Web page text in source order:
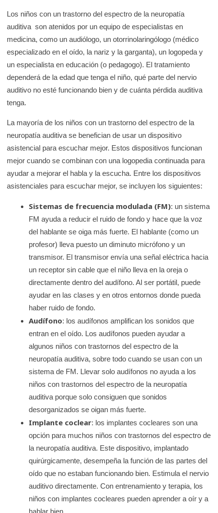
Los niños con un trastorno del espectro de la neuropatía
auditiva son atenidos por un equipo de especialistas en
medicina, como un audiólogo, un otorrinolaringólogo (médico
especializado en el oído, la nariz y la garganta), un logopeda y
un especialista en educación (o pedagogo). El tratamiento
dependerá de la edad que tenga el niño, qué parte del nervio
auditivo no esté funcionando bien y de cuánta pérdida auditiva
tenga.
La mayoría de los niños con un trastorno del espectro de la
neuropatía auditiva se benefician de usar un dispositivo
asistencial para escuchar mejor. Estos dispositivos funcionan
mejor cuando se combinan con una logopedia continuada para
ayudar a mejorar el habla y la escucha. Entre los dispositivos
asistenciales para escuchar mejor, se incluyen los siguientes:
Sistemas de frecuencia modulada (FM): un sistema
FM ayuda a reducir el ruido de fondo y hace que la voz
del hablante se oiga más fuerte. El hablante (como un
profesor) lleva puesto un diminuto micrófono y un
transmisor. El transmisor envía una señal eléctrica hacia
un receptor sin cable que el niño lleva en la oreja o
directamente dentro del audífono. Al ser portátil, puede
ayudar en las clases y en otros entornos donde pueda
haber ruido de fondo.
Audífono: los audífonos amplifican los sonidos que
entran en el oído. Los audífonos pueden ayudar a
algunos niños con trastornos del espectro de la
neuropatía auditiva, sobre todo cuando se usan con un
sistema de FM. Llevar solo audífonos no ayuda a los
niños con trastornos del espectro de la neuropatía
auditiva porque solo consiguen que sonidos
desorganizados se oigan más fuerte.
Implante coclear: los implantes cocleares son una
opción para muchos niños con trastornos del espectro de
la neuropatía auditiva. Este dispositivo, implantado
quirúrgicamente, desempeña la función de las partes del
oído que no estaban funcionando bien. Estimula el nervio
auditivo directamente. Con entrenamiento y terapia, los
niños con implantes cocleares pueden aprender a oír y a
hablar bien.